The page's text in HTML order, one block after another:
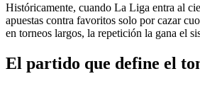
Históricamente, cuando La Liga entra al
apuestas contra favoritos solo por cazar
en torneos largos, la repetición la gana el
El partido que define el